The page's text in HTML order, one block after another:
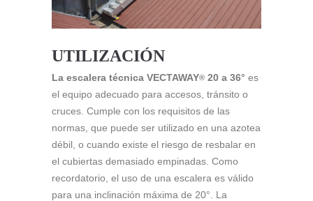
UTILIZACIÓN
La escalera técnica VECTAWAY® 20 a 36° es
el equipo adecuado para accesos, tránsito o
cruces. Cumple con los requisitos de las
normas, que puede ser utilizado en una azotea
débil, o cuando existe el riesgo de resbalar en
el cubiertas demasiado empinadas. Como
recordatorio, el uso de una escalera es válido
para una inclinación máxima de 20°. La